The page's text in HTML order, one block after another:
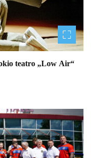
teatro „Low Air“